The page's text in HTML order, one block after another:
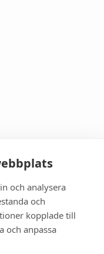
och analysera
och
kopplade till
och anpassa